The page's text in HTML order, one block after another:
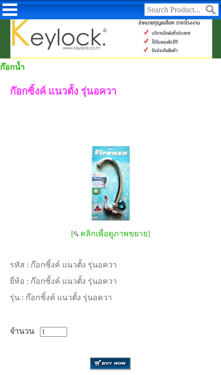
ก๊อกน้ำ
ก๊อกซิ้งค์ แนวตั้ง รุ่นอควา
[ คลิกเพื่อดูภาพขยาย]
รหัส : ก๊อกซิ้งค์ แนวตั้ง รุ่นอควา
ยี่ห้อ : ก๊อกซิ้งค์ แนวตั้ง รุ่นอควา
รุ่น : ก๊อกซิ้งค์ แนวตั้ง รุ่นอควา
จำนวน